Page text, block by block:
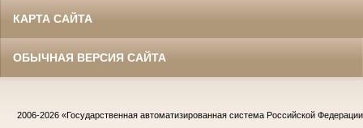
КАРТА САЙТА
ОБЫЧНАЯ ВЕРСИЯ САЙТА
2006-2026 «Государственная автоматизированная система Российской